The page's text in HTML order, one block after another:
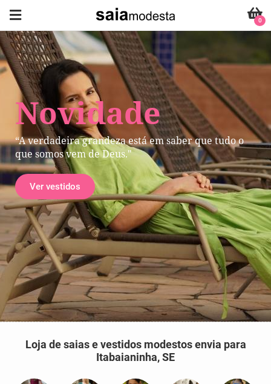
Novidade
“A verdadeira grandeza está em saber que tudo o
que somos vem de Deus."
Ver vestidos
0
Loja de saias e vestidos modestos envia para
Itabaianinha, SE